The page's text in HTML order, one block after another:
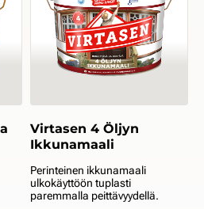
Virtasen 4 Öljyn
Ikkunamaali
Perinteinen ikkunamaali
ulkokäyttöön tuplasti
paremmalla peittävyydellä.